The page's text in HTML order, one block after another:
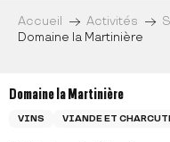
Accueil Activités
Domaine la Martinière
Domaine la Martinière
VINS VIANDE ET